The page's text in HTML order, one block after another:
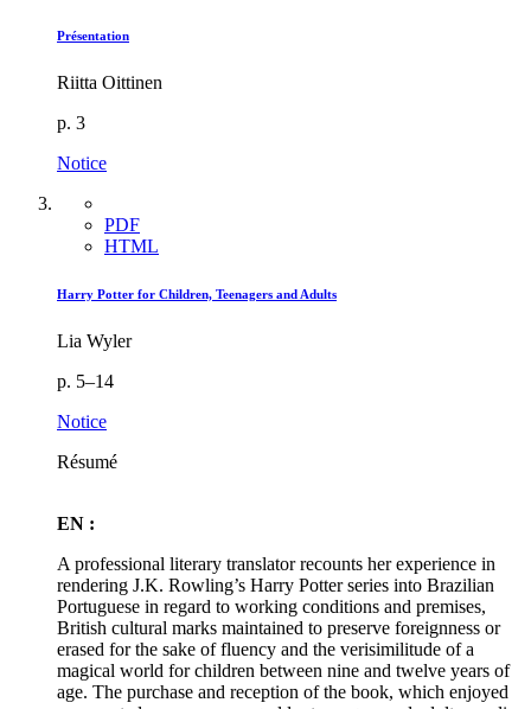
Présentation
Riitta Oittinen
p. 3
Notice
PDF
HTML
Harry Potter for Children, Teenagers and Adults
Lia Wyler
p. 5–14
Notice
Résumé
EN :
A professional literary translator recounts her experience in
rendering J.K. Rowling’s Harry Potter series into Brazilian
Portuguese in regard to working conditions and premises,
British cultural marks maintained to preserve foreignness or
erased for the sake of fluency and the verisimilitude of a
magical world for children between nine and twelve years of
age. The purchase and reception of the book, which enjoyed